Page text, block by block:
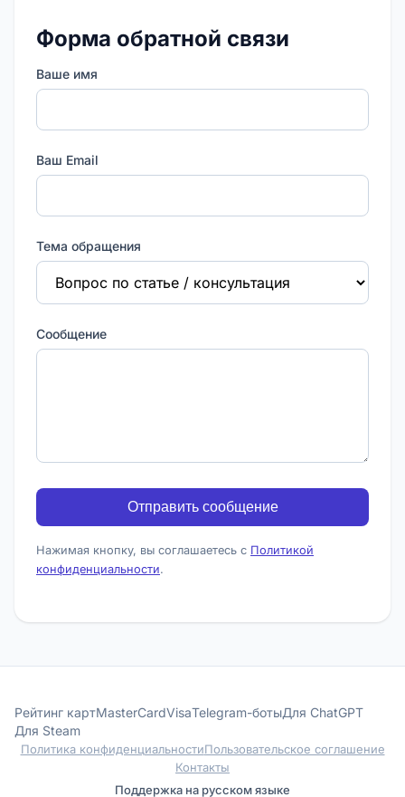
Форма обратной связи
Ваше имя
Ваш Email
Тема обращения
Сообщение
Отправить сообщение
Нажимая кнопку, вы соглашаетесь с Политикой
конфиденциальности.
Рейтинг картMasterCardVisaTelegram-ботыДля ChatGPT
Для Steam
Политика конфиденциальностиПользовательское соглашение
Контакты
Поддержка на русском языке